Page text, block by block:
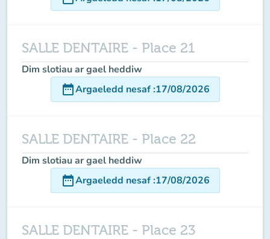
SALLE DENTAIRE - Place 21
Dim slotiau ar gael heddiw
date_rangeArgaeledd nesaf:17/08/2026
SALLE DENTAIRE - Place 22
Dim slotiau ar gael heddiw
date_rangeArgaeledd nesaf:17/08/2026
SALLE DENTAIRE - Place 23